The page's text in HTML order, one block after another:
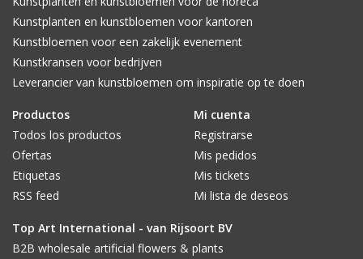
Kunstplanten en kunstbloemen voor kantoren
Kunstbloemen voor een zakelijk evenement
Kunstkransen voor bedrijven
Leverancier van kunstbloemen om inspiratie op te doen
Productos
Todos los productos
Ofertas
Etiquetas
RSS feed
Mi cuenta
Registrarse
Mis pedidos
Mis tickets
Mi lista de deseos
Top Art International - van Rijsoort BV
B2B wholesale artificial flowers & plants